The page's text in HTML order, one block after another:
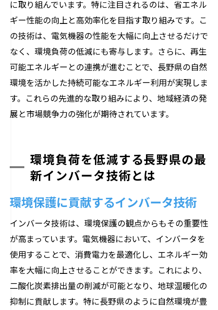
に取り組んでいます。特に注目されるのは、省エネル
ギー性能の向上と高効率化を目指す取り組みです。こ
の技術は、電気機器の性能を大幅に向上させるだけで
なく、環境負荷の低減にも寄与します。さらに、再生
可能エネルギーとの連携が進むことで、長野県の自然
環境を活かした持続可能なエネルギー利用が実現しま
す。これらの先進的な取り組みにより、地域経済の発
展と市場競争力の強化が期待されています。
環境負荷を低減する長野県の最
新インバータ技術とは
環境保護に貢献するインバータ技術
インバータ技術は、環境保護の観点からもその重要性
が高まっています。電気機器において、インバータを
使用することで、消費電力を最適化し、エネルギー効
率を大幅に向上させることができます。これにより、
二酸化炭素排出量の削減が可能となり、地球温暖化の
抑制に貢献します。特に長野県のように自然環境が豊